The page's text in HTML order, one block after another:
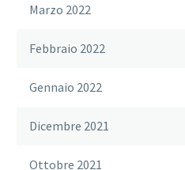
Marzo 2022
Febbraio 2022
Gennaio 2022
Dicembre 2021
Ottobre 2021